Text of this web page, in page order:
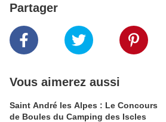
Partager
Vous aimerez aussi
Saint André les Alpes : Le Concours
de Boules du Camping des Iscles